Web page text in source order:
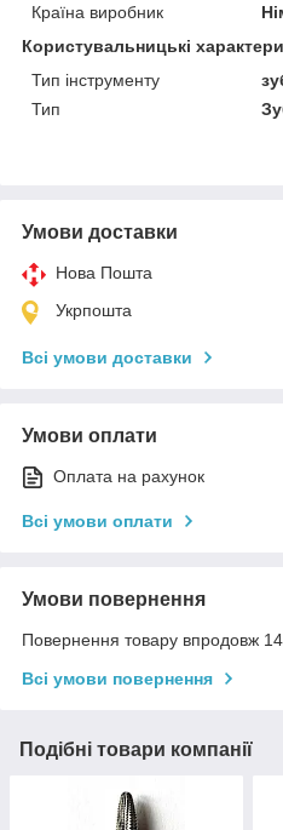
Країна виробник
Користувальницькі
Тип інструменту
Тип
Умови доставки
Нова Пошта
Укрпошта
Всі умови доставки
Умови оплати
Оплата на рахунок
Всі умови оплати
Умови повернення
Повернення товару впродовж
Всі умови повернення
Подібні товари компанії